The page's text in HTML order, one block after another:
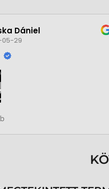
Dániel
05-29
a rendelésem